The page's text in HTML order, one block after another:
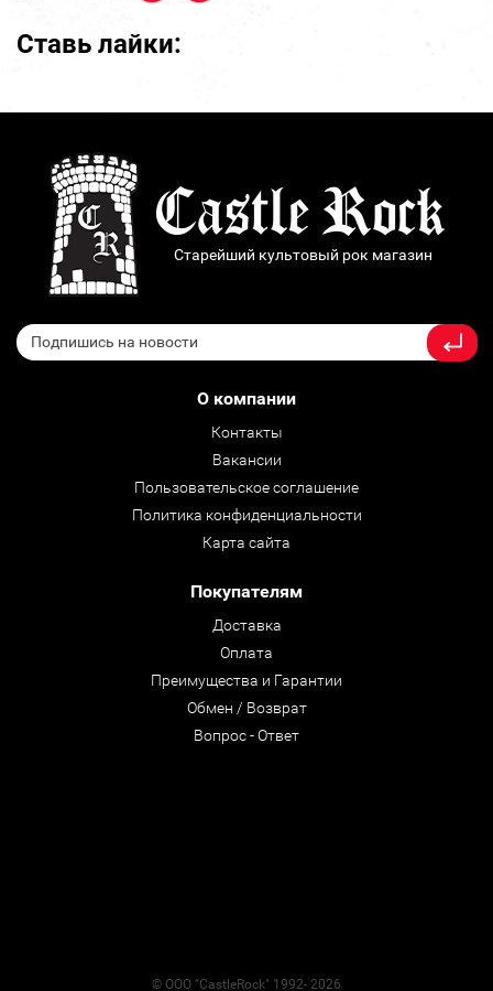
Ставь лайки:
Старейший культовый рок магазин
О компании
Контакты
Вакансии
Пользовательское соглашение
Политика конфиденциальности
Карта сайта
Покупателям
Доставка
Оплата
Преимущества и Гарантии
Обмен / Возврат
Вопрос - Ответ
© ООО "CastleRock" 1992- 2026